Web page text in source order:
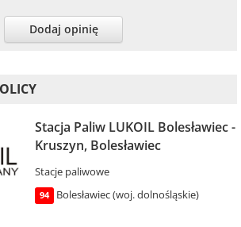
Dodaj opinię
Stacja Paliw LUKOIL Bolesławiec -
Kruszyn, Bolesławiec
Stacje paliwowe
94 Bolesławiec (woj. dolnośląskie)